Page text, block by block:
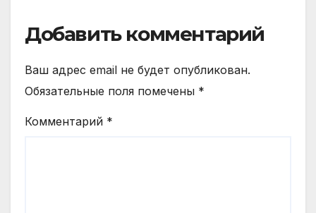
Добавить комментарий
Ваш адрес email не будет опубликован.
Обязательные поля помечены *
Комментарий *